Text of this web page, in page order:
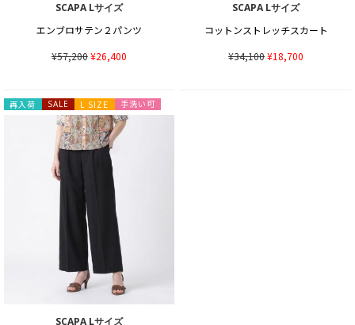
SCAPA Lサイズ
エンブロサテン２パンツ
¥57,200¥26,400
SCAPA Lサイズ
コットンストレッチスカート
¥34,100¥18,700
再入荷 SALE L SIZE 手洗い可
SCAPA Lサイズ